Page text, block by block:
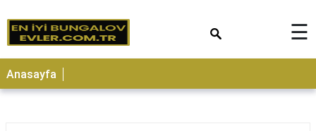
☰
Anasayfa